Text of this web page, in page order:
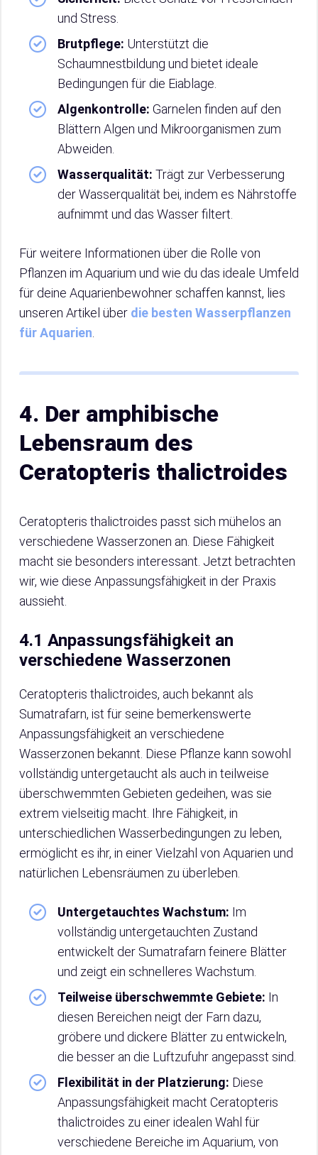
und Stress.
Brutpflege: Unterstützt die
Schaumnestbildung und bietet ideale
Bedingungen für die Eiablage.
Algenkontrolle: Garnelen finden auf den
Blättern Algen und Mikroorganismen zum
Abweiden.
Wasserqualität: Trägt zur Verbesserung
der Wasserqualität bei, indem es Nährstoffe
aufnimmt und das Wasser filtert.
Für weitere Informationen über die Rolle von
Pflanzen im Aquarium und wie du das ideale Umfeld
für deine Aquarienbewohner schaffen kannst, lies
unseren Artikel über die besten Wasserpflanzen
für Aquarien
4. Der amphibische
Lebensraum des
Ceratopteris thalictroides
Ceratopteris thalictroides passt sich mühelos an
verschiedene Wasserzonen an. Diese Fähigkeit
macht sie besonders interessant. Jetzt betrachten
wir, wie diese Anpassungsfähigkeit in der Praxis
aussieht.
4.1 Anpassungsfähigkeit an
verschiedene Wasserzonen
Ceratopteris thalictroides, auch bekannt als
Sumatrafarn, ist für seine bemerkenswerte
Anpassungsfähigkeit an verschiedene
Wasserzonen bekannt. Diese Pflanze kann sowohl
vollständig untergetaucht als auch in teilweise
überschwemmten Gebieten gedeihen, was sie
extrem vielseitig macht. Ihre Fähigkeit, in
unterschiedlichen Wasserbedingungen zu leben,
ermöglicht es ihr, in einer Vielzahl von Aquarien und
natürlichen Lebensräumen zu überleben.
Untergetauchtes Wachstum: Im
vollständig untergetauchten Zustand
entwickelt der Sumatrafarn feinere Blätter
und zeigt ein schnelleres Wachstum.
Teilweise überschwemmte Gebiete: In
diesen Bereichen neigt der Farn dazu,
gröbere und dickere Blätter zu entwickeln,
die besser an die Luftzufuhr angepasst sind.
Flexibilität in der Platzierung: Diese
Anpassungsfähigkeit macht Ceratopteris
thalictroides zu einer idealen Wahl für
verschiedene Bereiche im Aquarium, von